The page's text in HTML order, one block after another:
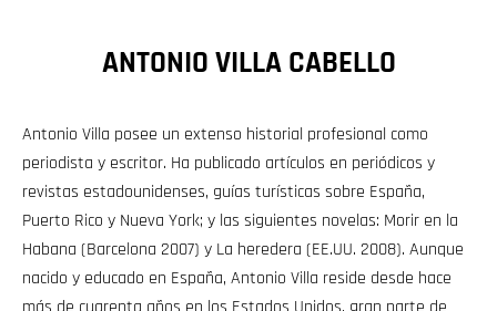
ANTONIO VILLA CABELLO
Antonio Villa posee un extenso historial profesional como
periodista y escritor. Ha publicado artículos en periódicos y
revistas estadounidenses, guías turísticas sobre España,
Puerto Rico y Nueva York; y las siguientes novelas: Morir en la
Habana (Barcelona 2007) y La heredera (EE.UU. 2008). Aunque
nacido y educado en España, Antonio Villa reside desde hace